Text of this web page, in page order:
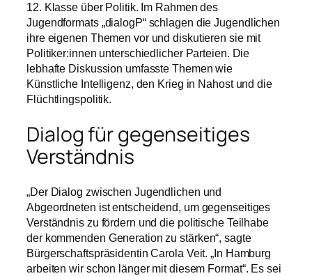
12. Klasse über Politik. Im Rahmen des
Jugendformats „dialogP“ schlagen die Jugendlichen
ihre eigenen Themen vor und diskutieren sie mit
Politiker:innen unterschiedlicher Parteien. Die
lebhafte Diskussion umfasste Themen wie
Künstliche Intelligenz, den Krieg in Nahost und die
Flüchtlingspolitik.
Dialog für gegenseitiges
Verständnis
„Der Dialog zwischen Jugendlichen und
Abgeordneten ist entscheidend, um gegenseitiges
Verständnis zu fördern und die politische Teilhabe
der kommenden Generation zu stärken“, sagte
Bürgerschaftspräsidentin Carola Veit. „In Hamburg
arbeiten wir schon länger mit diesem Format“. Es sei